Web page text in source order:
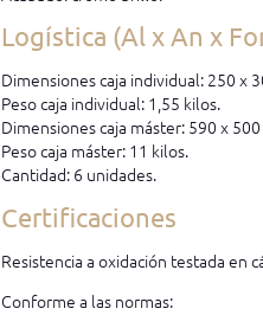
Logística (Al x An x
Dimensiones caja individual: 250 x
Peso caja individual: 1,55 kilos.
Dimensiones caja máster: 590 x
Peso caja máster: 11 kilos.
Cantidad: 6 unidades.
Certificaciones
Resistencia a oxidación testada en
Conforme a las normas: